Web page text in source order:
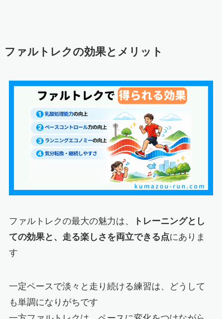
ファルトレクの効果とメリット
ファルトレクの最大の魅力は、
トレーニングとし
ての効果と、走る楽しさを両立できる点にありま
す
一定ペースで淡々と走り続ける練習は、どうして
も単調になりがちです